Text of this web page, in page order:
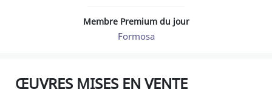
Membre Premium du jour
Formosa
ŒUVRES MISES EN VENTE